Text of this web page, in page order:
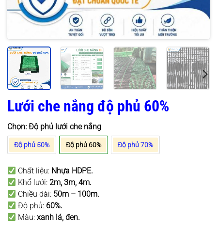
Lưới che nắng độ phủ 60%
Chọn: Độ phủ lưới che nắng
Độ phủ 50% Độ phủ 60% Độ phủ 70%
Chất liệu: Nhựa HDPE.
Khổ lưới:2m, 3m, 4m.
Chiều dài: 50m – 100m.
Độ phủ: 60%.
Màu:xanh lá, đen.